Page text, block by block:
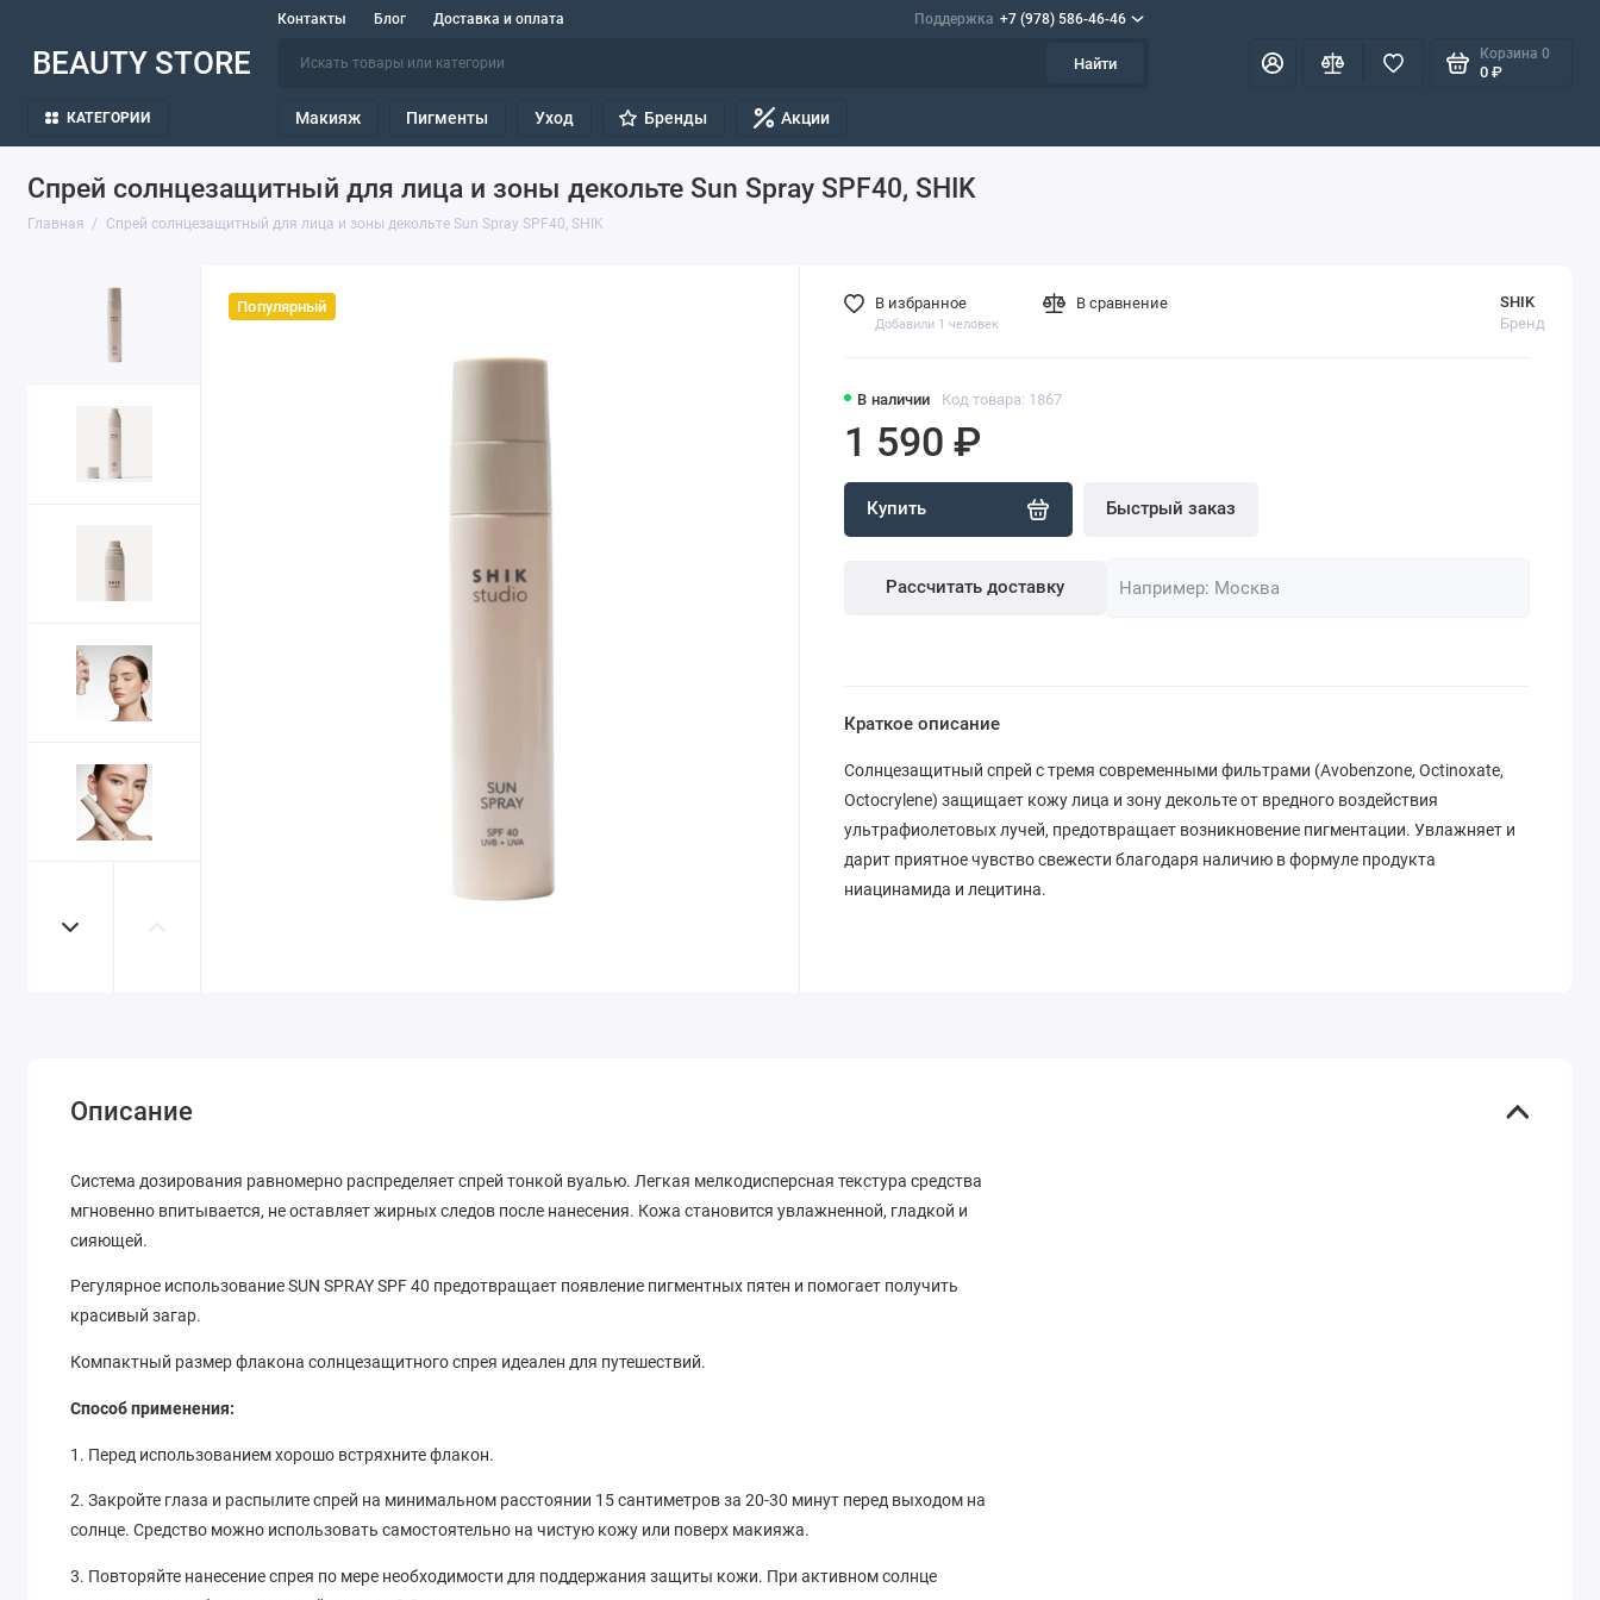
Контакты Блог Доставка и оплата Поддержка +7 (978) 586-46-46
BEAUTY STORE Найти
Корзина 0
0 ₽
КАТЕГОРИИ Макияж Пигменты Уход Бренды Акции
Спрей солнцезащитный для лица и зоны декольте Sun Spray SPF40, SHIK
Главная Спрей солнцезащитный для лица и зоны декольте Sun Spray SPF40, SHIK
Популярный
В наличии Код товара: 1867
SHIK
Бренд
1 590 ₽
Купить Быстрый заказ
Рассчитать доставку
В избранное
Добавили 1 человек
В сравнение
Краткое описание
Солнцезащитный спрей с тремя современными фильтрами (Avobenzone, Octinoxate,
Octocrylene) защищает кожу лица и зону декольте от вредного воздействия
ультрафиолетовых лучей, предотвращает возникновение пигментации. Увлажняет и
дарит приятное чувство свежести благодаря наличию в формуле продукта
ниацинамида и лецитина.
Описание
Система дозирования равномерно распределяет спрей тонкой вуалью. Легкая мелкодисперсная текстура средства
мгновенно впитывается, не оставляет жирных следов после нанесения. Кожа становится увлажненной, гладкой и
сияющей.
Регулярное использование SUN SPRAY SPF 40 предотвращает появление пигментных пятен и помогает получить
красивый загар.
Компактный размер флакона солнцезащитного спрея идеален для путешествий.
Способ применения:
1. Перед использованием хорошо встряхните флакон.
2. Закройте глаза и распылите спрей на минимальном расстоянии 15 сантиметров за 20-30 минут перед выходом на
солнце. Средство можно использовать самостоятельно на чистую кожу или поверх макияжа.
3. Повторяйте нанесение спрея по мере необходимости для поддержания защиты кожи. При активном солнце